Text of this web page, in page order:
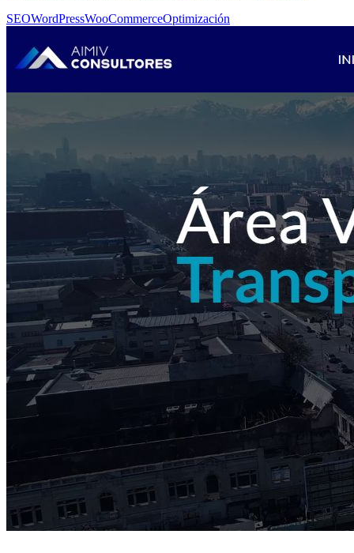
SEOWordPressWooCommerceOptimización